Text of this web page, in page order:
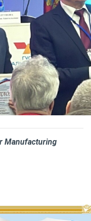
Manufacturing